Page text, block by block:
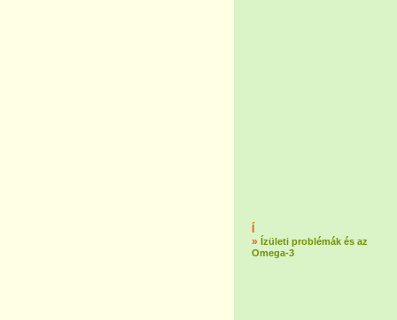
» Ízületi problémák és az
Omega-3